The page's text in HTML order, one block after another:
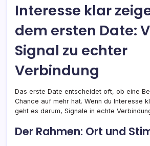
Interesse klar
dem ersten Date:
Signal zu echter
Verbindung
Das erste Date entscheidet oft, ob eine
Chance auf mehr hat. Wenn du Interesse
geht es darum, Signale in echte
Der Rahmen: Ort und